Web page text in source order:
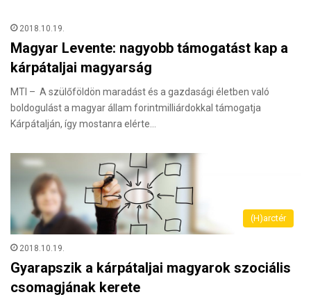
2018.10.19.
Magyar Levente: nagyobb támogatást kap a
kárpátaljai magyarság
MTI – A szülőföldön maradást és a gazdasági életben való
boldogulást a magyar állam forintmilliárdokkal támogatja
Kárpátalján, így mostanra elérte…
(H)arctér
2018.10.19.
Gyarapszik a kárpátaljai magyarok szociális
csomagjának kerete